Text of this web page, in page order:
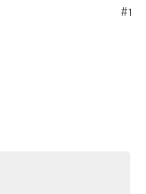
#1